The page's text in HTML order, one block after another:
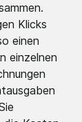
Klicks
einen
einzelnen